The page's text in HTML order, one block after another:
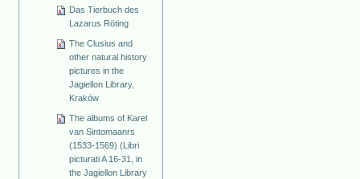
Das Tierbuch des
Lazarus Röting
The Clusius and
other natural history
pictures in the
Jagiellon Library,
Kraków
The albums of Karel
van Sintomaanrs
(1533-1569) (Libri
picturati A 16-31, in
the Jagiellon Library